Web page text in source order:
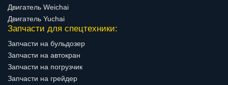
Двигатель Weichai
Двигатель Yuchai
Запчасти для спецтехники:
Запчасти на бульдозер
Запчасти на автокран
Запчасти на погрузчик
Запчасти на грейдер